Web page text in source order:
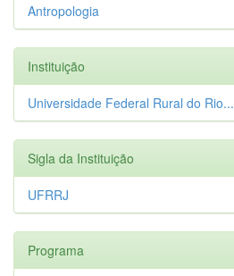
Antropologia
Instituição
Universidade Federal Rural do Rio...
Sigla da Instituição
UFRRJ
Programa